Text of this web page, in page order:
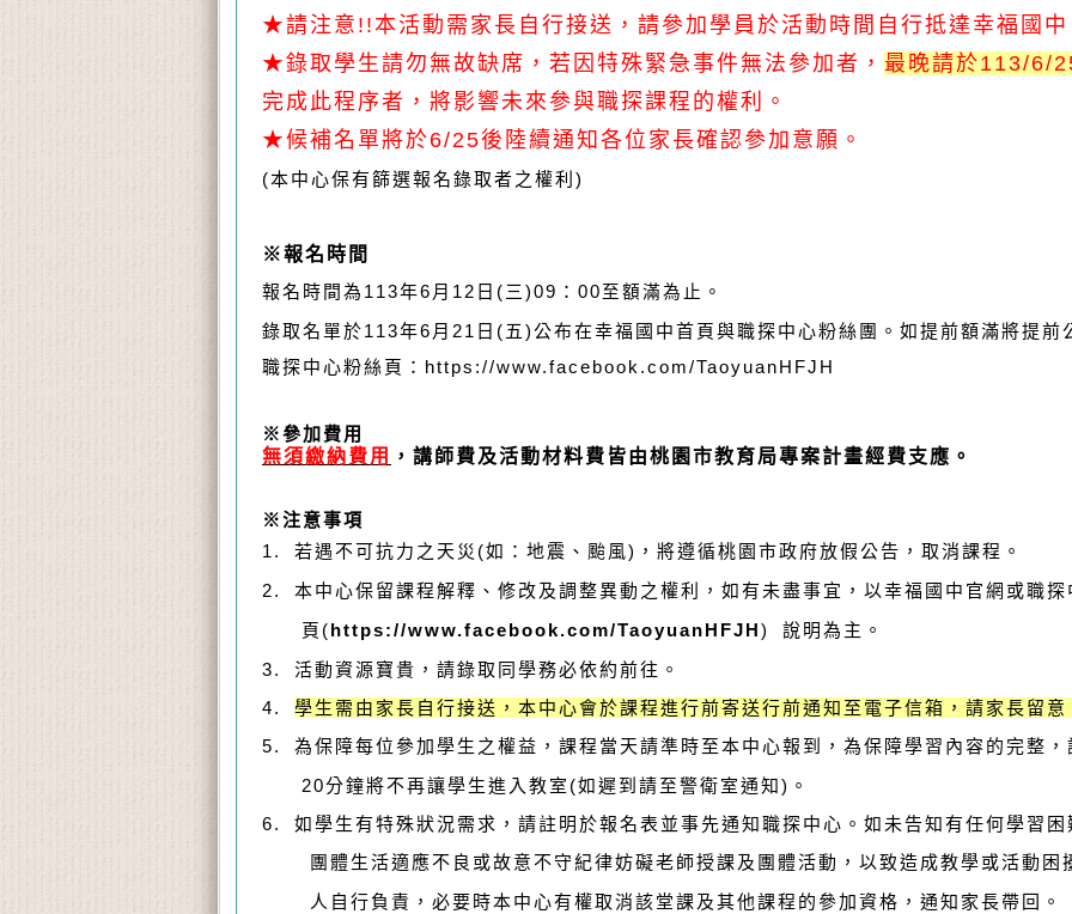
★請注意!!本活動需家長自行接送，請參加學員於活動時間自行抵達幸福國
★錄取學生請勿無故缺席，若因特殊緊急事件無法參加者， 最晚請於113/6/
完成此程序者，將影響未來參與職探課程的權利。
★候補名單將於6/25後陸續通知各位家長確認參加意願。
(本中心保有篩選報名錄取者之權利 )
※報名時間
報名時間為 113年6 月12 日(三)09：00 至額滿為 止。
錄取名單於113年6月21日(五)公布在幸福國中首頁與職探中心粉絲團。如提前額滿將提前
職探中心粉絲頁：https://www.facebook.com/TaoyuanHFJH
※參加費用
無須繳納費用
，講師費及活動材料費皆由桃園市教育局專案計畫經費支應。
※注意事項
1. 若遇不可抗力之天災 (如：地震、颱風) ，將遵循桃園市政府放假公告，取消課程。
2. 本中心保留課程解釋、修改及調整異動之權利，如有未盡事宜，以幸福國中官網或職
頁 (https://www.facebook.com/TaoyuanHFJH) 說明為主。
3. 活動資源寶貴，請錄取同學務必依約前往。
4. 學生需由家長自行接送，本中心會於課程進行前寄送行前通知至電子信箱，請家長留意
5. 為保障每位參加學生之權益，課程當天請準時至本中心報到，為保障學習內容的完整，
20分鐘將不再讓學生進入教室(如遲到請至警衛室通知)。
6. 如學生有特殊狀況需求，請註明於報名表並事先通知職探中心。如未告知有任何學習困
團體生活適應不良或故意不守紀律妨礙老師授課及團體活動，以致造成教學或活動
人自行負責，必要時本中心有權取消該堂課及其他課程的參加資格，通知家長帶回。